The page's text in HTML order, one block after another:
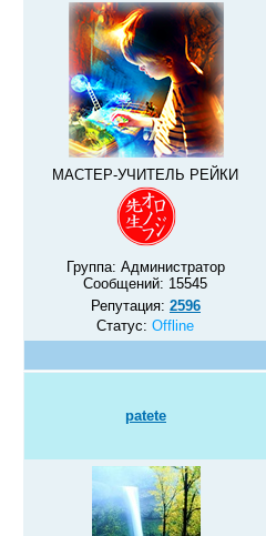
МАСТЕР-УЧИТЕЛЬ РЕЙКИ
Группа: Администратор
Сообщений: 15545
Репутация: 2596
Статус:Offline
patete